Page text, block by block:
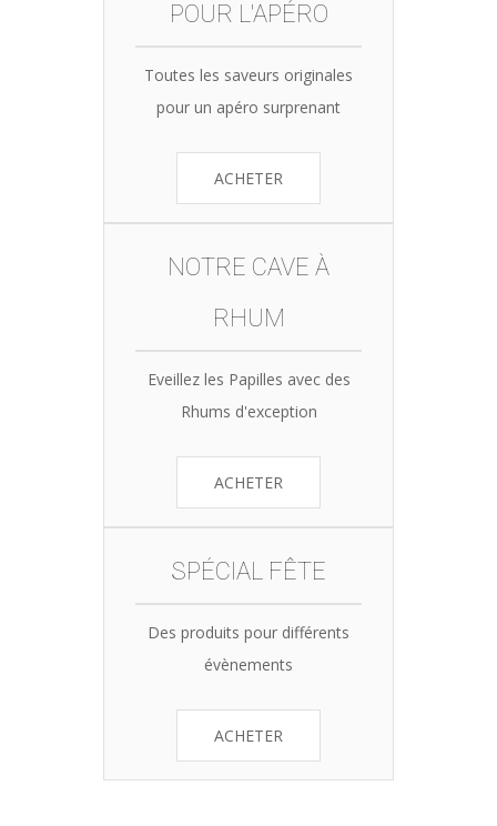
POUR L'APÉRO
Toutes les saveurs originales
pour un apéro surprenant
ACHETER
NOTRE CAVE À
RHUM
Eveillez les Papilles avec des
Rhums d'exception
ACHETER
SPÉCIAL FÊTE
Des produits pour différents
évènements
ACHETER